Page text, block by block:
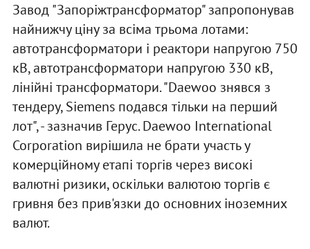
Завод "Запоріжтрансформатор" запропонував
найнижчу ціну за всіма трьома лотами:
автотрансформатори і реактори напругою 750
кВ, автотрансформатори напругою 330 кВ,
лінійні трансформатори. "Daewoo знявся з
тендеру, Siemens подався тільки на перший
лот", - зазначив Герус. Daewoo International
Corporation вирішила не брати участь у
комерційному етапі торгів через високі
валютні ризики, оскільки валютою торгів є
гривня без прив'язки до основних іноземних
валют.